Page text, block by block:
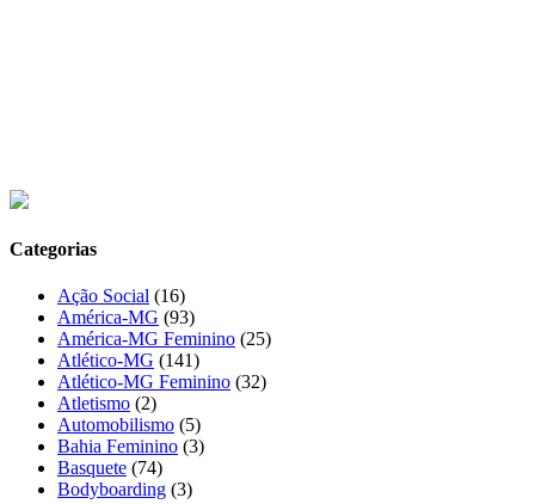
Categorias
Ação Social (16)
América-MG (93)
América-MG Feminino (25)
Atlético-MG (141)
Atlético-MG Feminino (32)
Atletismo (2)
Automobilismo (5)
Bahia Feminino (3)
Basquete (74)
Bodyboarding (3)